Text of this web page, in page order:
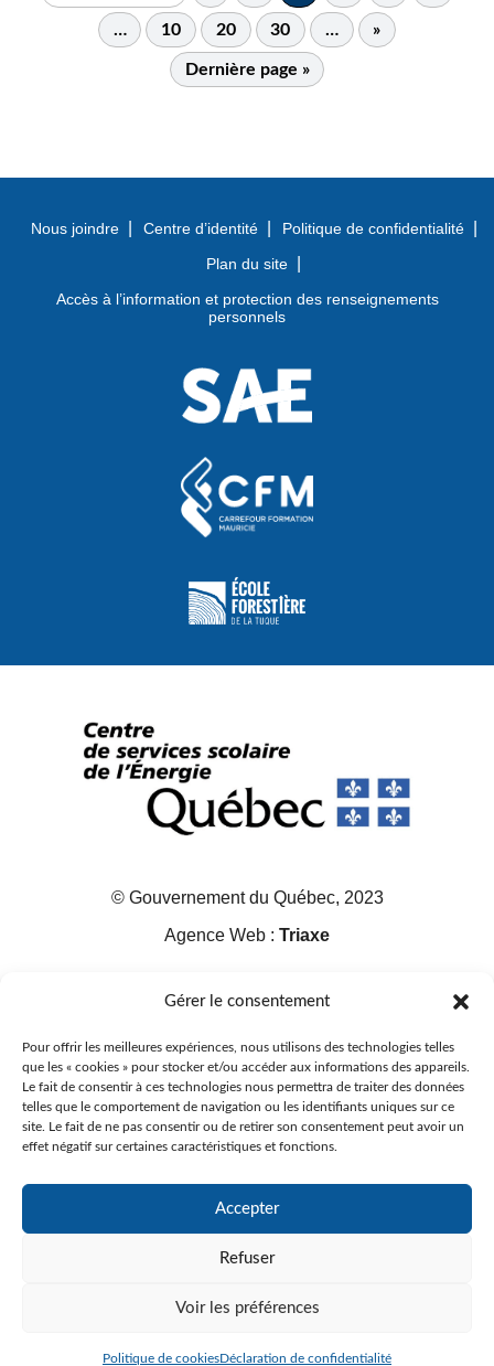
Gérer le consentement
Pour offrir les meilleures expériences, nous utilisons des technologies telles
que les « cookies » pour stocker et/ou accéder aux informations des appareils.
Le fait de consentir à ces technologies nous permettra de traiter des données
telles que le comportement de navigation ou les identifiants uniques sur ce
site. Le fait de ne pas consentir ou de retirer son consentement peut avoir un
effet négatif sur certaines caractéristiques et fonctions.
Accepter
Refuser
Voir les préférences
Politique de cookiesDéclaration de confidentialité
… 10 20 30 … »
Dernière page »
Nous joindre Centre d’identité
Politique de confidentialité
Plan du site
Accès à l’information et protection des renseignements
personnels
© Gouvernement du Québec, 2023
Agence Web : Triaxe